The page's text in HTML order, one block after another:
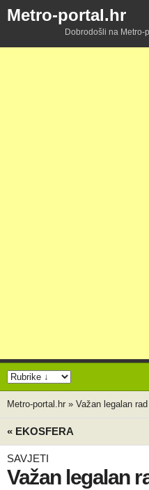
Metro-portal.hr
Dobrodošli na Metro-
Metro-portal.hr » Važan legalan
« EKOSFERA
SAVJETI
Važan legalan